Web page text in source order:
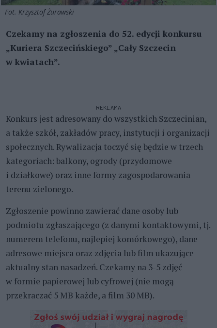
Fot. Krzysztof Żurawski
Czekamy na zgłoszenia do 52. edycji konkursu
„Kuriera Szczecińskiego” „Cały Szczecin
w kwiatach”.
REKLAMA
Konkurs jest adresowany do wszystkich Szczecinian,
a także szkół, zakładów pracy, instytucji i organizacji
społecznych. Rywalizacja toczyć się będzie w trzech
kategoriach: balkony, ogrody (przydomowe
i działkowe) oraz inne formy zagospodarowania
terenu zielonego.
Zgłoszenie powinno zawierać dane osoby lub
podmiotu zgłaszającego (z danymi kontaktowymi, tj.
numerem telefonu, najlepiej komórkowego), dane
adresowe miejsca oraz zdjęcia lub film ukazujące
aktualny stan nasadzeń. Czekamy na 3-5 zdjęć
w formie papierowej lub cyfrowej (nie mogą
przekraczać 5 MB każde, a film 30 MB).